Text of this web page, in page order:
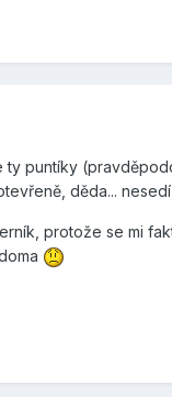
ty puntíky
děda...
protože se mi